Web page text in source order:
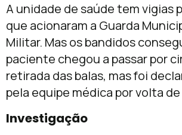
A unidade de saúde tem vigias
que acionaram a Guarda
Militar. Mas os bandidos
paciente chegou a passar por
retirada das balas, mas foi
pela equipe médica por volta de
Investigação